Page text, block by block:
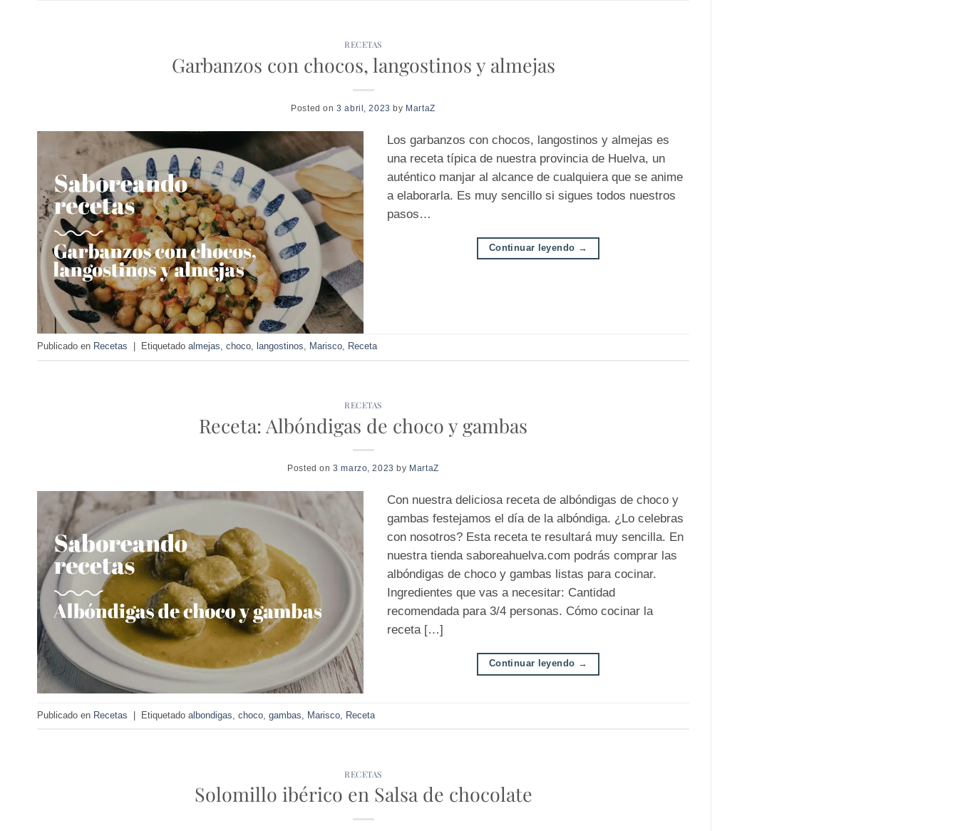
RECETAS
Garbanzos con chocos, langostinos y almejas
Posted on3 abril, 2023 by MartaZ
Los garbanzos con chocos, langostinos y almejas es
una receta típica de nuestra provincia de Huelva, un
auténtico manjar al alcance de cualquiera que se anime
a elaborarla. Es muy sencillo si sigues todos nuestros
pasos…
Continuar leyendo →
Publicado en Recetas Etiquetado almejas, choco, langostinos, Marisco, Receta
RECETAS
Receta: Albóndigas de choco y gambas
Posted on3 marzo, 2023 by MartaZ
Con nuestra deliciosa receta de albóndigas de choco y
gambas festejamos el día de la albóndiga. ¿Lo celebras
con nosotros? Esta receta te resultará muy sencilla. En
nuestra tienda saboreahuelva.com podrás comprar las
albóndigas de choco y gambas listas para cocinar.
Ingredientes que vas a necesitar: Cantidad
recomendada para 3/4 personas. Cómo cocinar la
receta […]
Continuar leyendo →
Publicado en Recetas Etiquetado albondigas, choco, gambas, Marisco, Receta
RECETAS
Solomillo ibérico en Salsa de chocolate